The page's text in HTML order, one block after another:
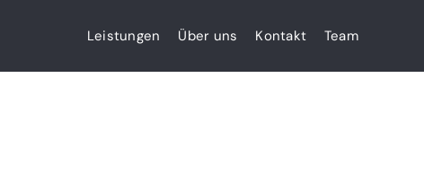
Leistungen Über uns Kontakt Team